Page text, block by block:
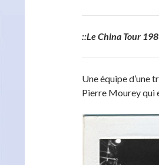
::Le China Tour
Une équipe d’une
Pierre Mourey qui